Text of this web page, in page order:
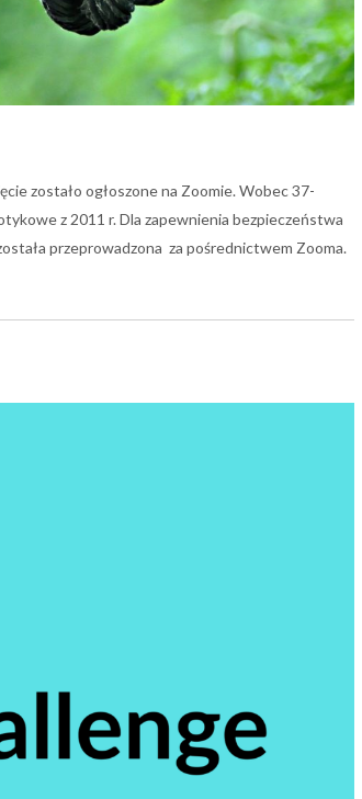
zostało ogłoszone na Zoomie. Wobec 37-
z 2011 r. Dla zapewnienia bezpieczeństwa
przeprowadzona za pośrednictwem Zooma.